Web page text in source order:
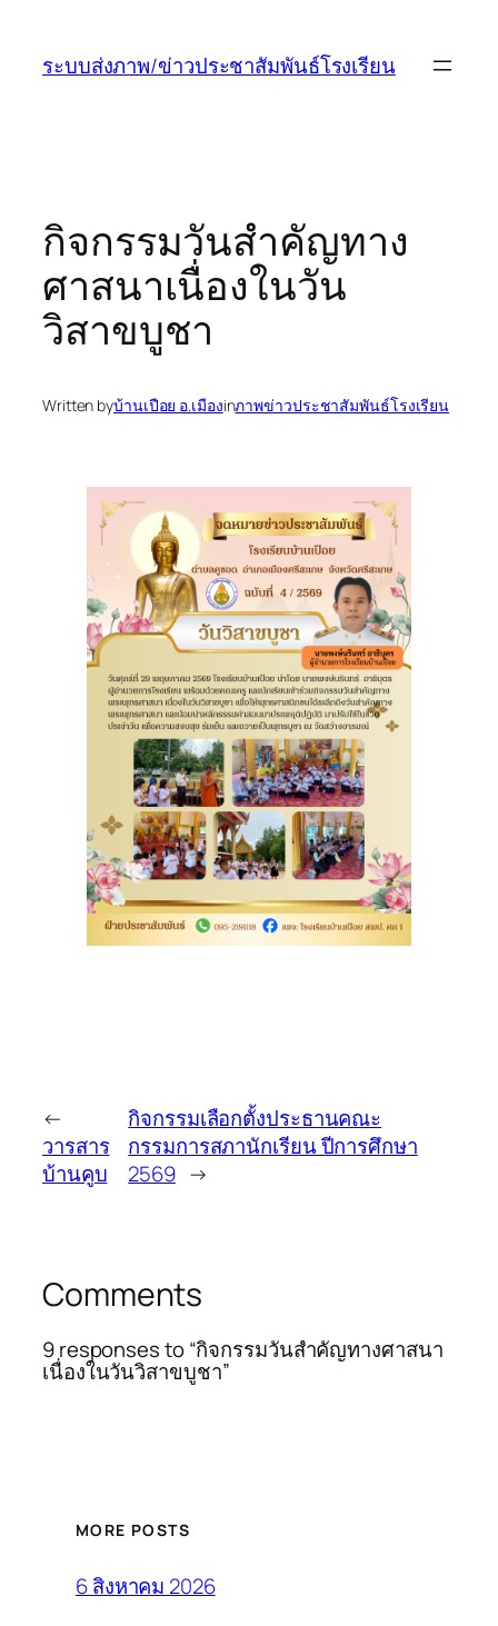
ระบบส่งภาพ/ข่าวประชาสัมพันธ์โรงเรียน
กิจกรรม​วันสำคัญ​ทาง​
ศาสนา​เนื่อง​ในวัน​
วิสาขบูชา​
Written byบ้านเปือย อ.เมืองinภาพข่าวประชาสัมพันธ์โรงเรียน
←
วารสาร
บ้านคูบ
กิจกรรมเลือกตั้งประธานคณะ
กรรมการสภานักเรียน ปีการศึกษา
2569 →
Comments
9 responses to “กิจกรรม​วันสำคัญ​ทาง​ศาสนา​
เนื่อง​ในวัน​วิสาขบูชา​”
MORE POSTS
6 สิงหาคม 2026